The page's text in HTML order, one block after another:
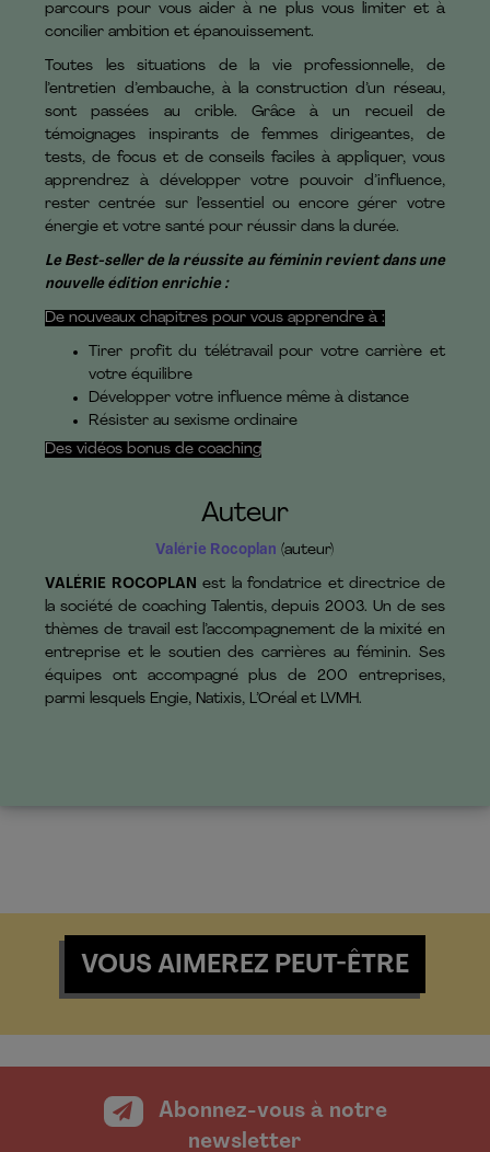
parcours pour vous aider à ne plus vous limiter et à
concilier ambition et épanouissement.
Toutes les situations de la vie professionnelle, de
l’entretien d’embauche, à la construction d’un réseau,
sont passées au crible. Grâce à un recueil de
témoignages inspirants de femmes dirigeantes, de
tests, de focus et de conseils faciles à appliquer, vous
apprendrez à développer votre pouvoir d’influence,
rester centrée sur l’essentiel ou encore gérer votre
énergie et votre santé pour réussir dans la durée.
Le Best-seller de la réussite au féminin revient dans une
nouvelle édition enrichie :
De nouveaux chapitres pour vous apprendre à :
Tirer profit du télétravail pour votre carrière et
votre équilibre
Développer votre influence même à distance
Résister au sexisme ordinaire
Des vidéos bonus de coaching
Auteur
Valérie Rocoplan (auteur)
VALÉRIE ROCOPLAN est la fondatrice et directrice de
la société de coaching Talentis, depuis 2003. Un de ses
thèmes de travail est l’accompagnement de la mixité en
entreprise et le soutien des carrières au féminin. Ses
équipes ont accompagné plus de 200 entreprises,
parmi lesquels Engie, Natixis, L’Oréal et LVMH.
VOUS AIMEREZ PEUT-ÊTRE
Abonnez-vous à notre
newsletter